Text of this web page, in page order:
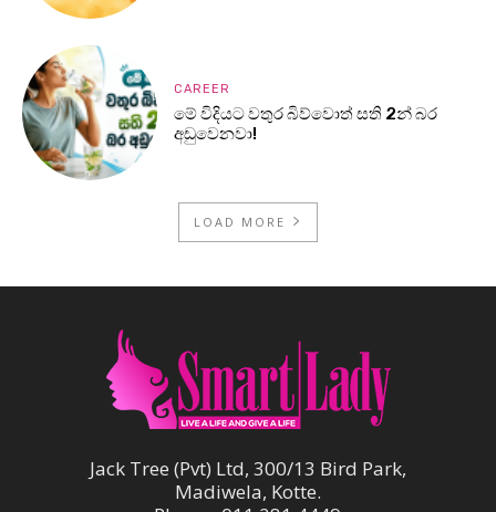
CAREER
මේ විදියට වතුර බිව්වොත් සති 2න් බර
අඩුවෙනවා!
LOAD MORE
Jack Tree (Pvt) Ltd, 300/13 Bird Park,
Madiwela, Kotte.